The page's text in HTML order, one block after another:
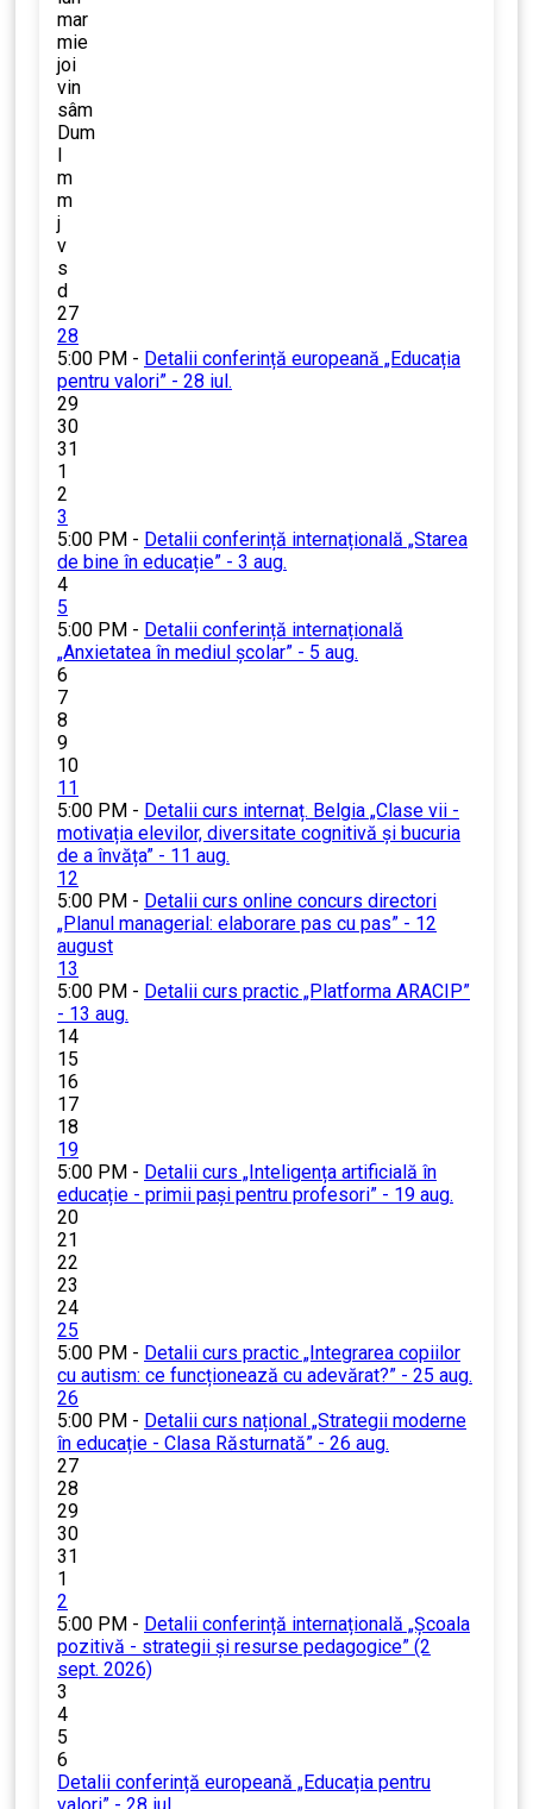
mar
mie
joi
vin
sâm
Dum
l
m
m
j
v
s
d
27
28
5:00 PM - Detalii conferință europeană „Educația
pentru valori” - 28 iul.
29
30
31
1
2
3
5:00 PM - Detalii conferință internațională „Starea
de bine în educație” - 3 aug.
4
5
5:00 PM - Detalii conferință internațională
„Anxietatea în mediul școlar” - 5 aug.
6
7
8
9
10
11
5:00 PM - Detalii curs internaț. Belgia „Clase vii -
motivația elevilor, diversitate cognitivă și bucuria
de a învăța” - 11 aug.
12
5:00 PM - Detalii curs online concurs directori
„Planul managerial: elaborare pas cu pas” - 12
august
13
5:00 PM - Detalii curs practic „Platforma ARACIP”
- 13 aug.
14
15
16
17
18
19
5:00 PM - Detalii curs „Inteligența artificială în
educație - primii pași pentru profesori” - 19 aug.
20
21
22
23
24
25
5:00 PM - Detalii curs practic „Integrarea copiilor
cu autism: ce funcționează cu adevărat?” - 25 aug.
26
5:00 PM - Detalii curs național „Strategii moderne
în educație - Clasa Răsturnată” - 26 aug.
27
28
29
30
31
1
2
5:00 PM - Detalii conferință internațională „Școala
pozitivă - strategii și resurse pedagogice” (2
sept. 2026)
3
4
5
6
Detalii conferință europeană „Educația pentru
valori” - 28 iul.